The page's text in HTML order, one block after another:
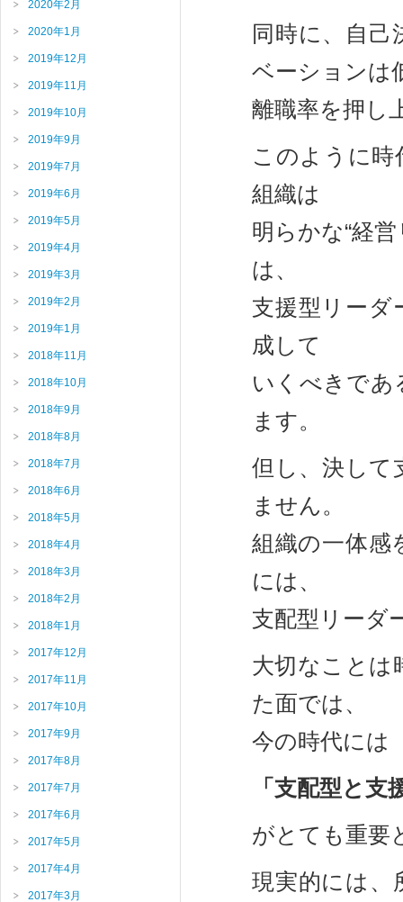
同時に、自
ベーションは
離職率を押し
このように時
組織は
明らかな“経
は、
支援型リーダ
成して
いくべきであ
ます。
但し、決して
ません。
組織の一体感
には、
支配型リーダ
大切なことは
た面では、
今の時代には
「支配型と
がとても重要
現実的には、
2020年2月
2020年1月
2019年12月
2019年11月
2019年10月
2019年9月
2019年7月
2019年6月
2019年5月
2019年4月
2019年3月
2019年2月
2019年1月
2018年11月
2018年10月
2018年9月
2018年8月
2018年7月
2018年6月
2018年5月
2018年4月
2018年3月
2018年2月
2018年1月
2017年12月
2017年11月
2017年10月
2017年9月
2017年8月
2017年7月
2017年6月
2017年5月
2017年4月
2017年3月